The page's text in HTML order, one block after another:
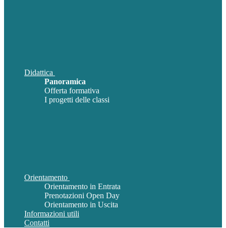
Didattica
Panoramica
Offerta formativa
I progetti delle classi
Orientamento
Orientamento in Entrata
Prenotazioni Open Day
Orientamento in Uscita
Informazioni utili
Contatti